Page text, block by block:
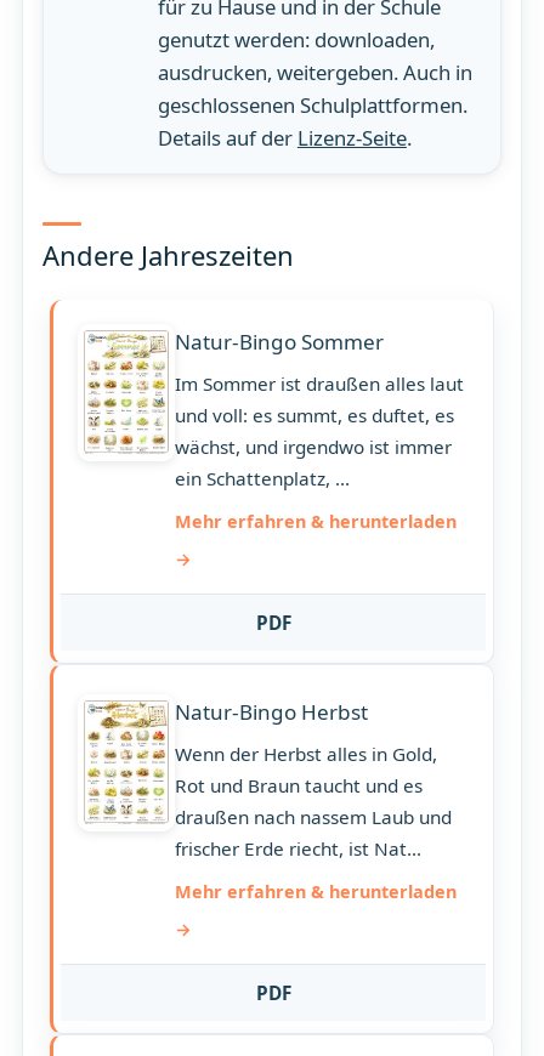
für zu Hause und in der Schule
genutzt werden: downloaden,
ausdrucken, weitergeben. Auch in
geschlossenen Schulplattformen.
Details auf der Lizenz-Seite.
Andere Jahreszeiten
Natur-Bingo Sommer
Im Sommer ist draußen alles laut
und voll: es summt, es duftet, es
wächst, und irgendwo ist immer
ein Schattenplatz, ...
Mehr erfahren & herunterladen
PDF
Natur-Bingo Herbst
Wenn der Herbst alles in Gold,
Rot und Braun taucht und es
draußen nach nassem Laub und
frischer Erde riecht, ist Nat...
Mehr erfahren & herunterladen
PDF